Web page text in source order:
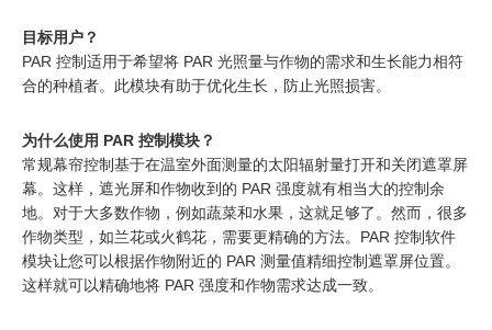
目标用户？
PAR 控制适用于希望将 PAR 光照量与作物的需求和生长能力相符
合的种植者。此模块有助于优化生长，防止光照损害。
为什么使用 PAR 控制模块？
常规幕帘控制基于在温室外面测量的太阳辐射量打开和关闭遮罩屏
幕。这样，遮光屏和作物收到的 PAR 强度就有相当大的控制余
地。对于大多数作物，例如蔬菜和水果，这就足够了。然而，很多
作物类型，如兰花或火鹤花，需要更精确的方法。PAR 控制软件
模块让您可以根据作物附近的 PAR 测量值精细控制遮罩屏位置。
这样就可以精确地将 PAR 强度和作物需求达成一致。